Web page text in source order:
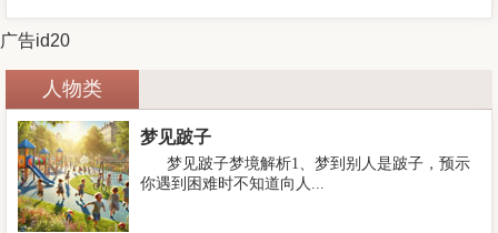
广告id20
人物类
梦见跛子
梦见跛子梦境解析1、梦到别人是跛子，预示
你遇到困难时不知道向人...